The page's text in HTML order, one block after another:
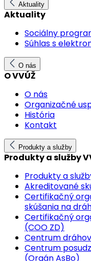
Aktuality
Aktuality
Sociálny
Súhlas s
O nás
O VVÚŽ
O nás
Organizačné
História
Kontakt
Produkty a služby
Produkty a služby
Produkty a
Akreditované
Certifikačný
skúšania na
Certifikačný
(COO ZD)
Centrum
Centrum
(Orgán AsBo)